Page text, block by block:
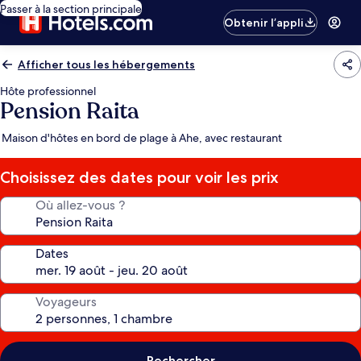
Passer à la section principale
Obtenir l’appli
Afficher tous les hébergements
Hôte professionnel
Pension Raita
Maison d'hôtes en bord de plage à Ahe, avec restaurant
Choisissez des dates pour voir les prix
Où allez-vous ?
Dates
Voyageurs